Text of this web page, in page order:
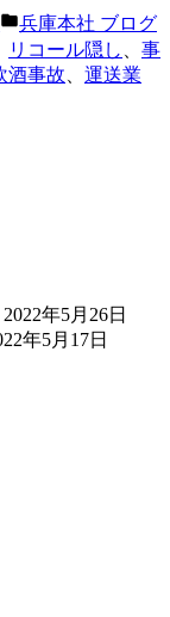
カ
テ
ゴ
兵庫本社 ブログ
リコール隠し
事
酒事故
運送業
2022年5月26日
年5月17日